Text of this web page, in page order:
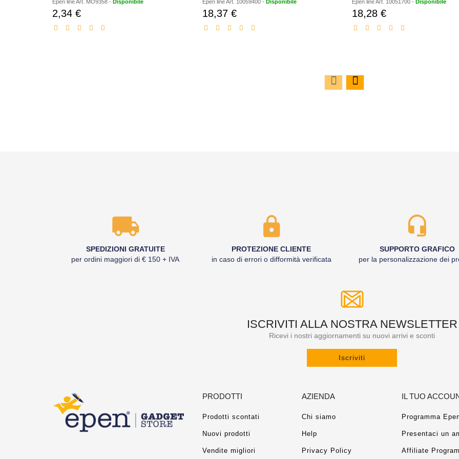
Epen lineArt. MO9358 - Disponibile
2,34 €Prezzo
Epen lineArt. 10059400- Disponibile
18,37 €Prezzo
Epen lineArt. 10051700 - Disponibile
18,28 €Prezzo
SPEDIZIONI GRATUITE
per ordini maggiori di € 150 + IVA
PROTEZIONE CLIENTE
in caso di errori o difformità verificata
SUPPORTO GRAFICO
per la personalizzazione dei
ISCRIVITI ALLA NOSTRA NEWSLETTER
Ricevi i nostri aggiornamenti su nuovi arrivi e sconti
Iscriviti
PRODOTTI
Prodotti scontati
Nuovi prodotti
Vendite migliori
AZIENDA
Chi siamo
Help
Privacy Policy
IL TUO
Programma
Presentaci un
Affiliate Program